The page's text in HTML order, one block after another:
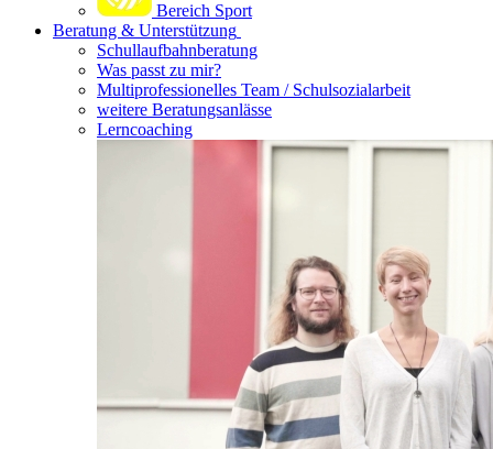
Bereich Sport
Beratung & Unterstützung
Schullaufbahnberatung
Was passt zu mir?
Multipro­fessionelles Team / Schulsozialarbeit
weitere Beratungsanlässe
Lerncoaching